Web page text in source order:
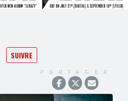
SUIVRE
PARTAGER